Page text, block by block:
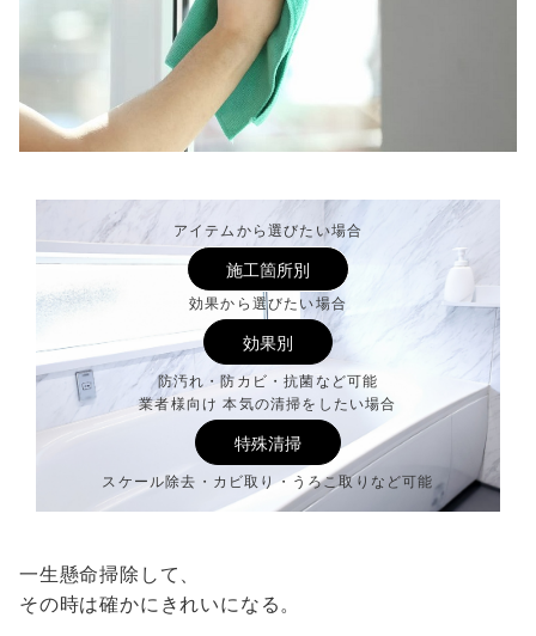
アイテムから選びたい場合
施工箇所別
効果から選びたい場合
効果別
防汚れ・防カビ・抗菌など可能
業者様向け 本気の清掃をしたい場合
特殊清掃
スケール除去・カビ取り・うろこ取りなど可能
一生懸命掃除して、
その時は確かにきれいになる。